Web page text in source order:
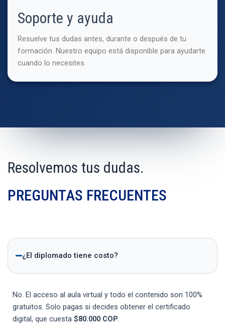
Soporte y ayuda
Resuelve tus dudas antes, durante o después de tu
formación. Nuestro equipo está disponible para ayudarte
cuando lo necesites.
Resolvemos tus dudas.
PREGUNTAS FRECUENTES
¿El diplomado tiene costo?
No. El acceso al aula virtual y todo el contenido son 100%
gratuitos. Solo pagas si decides obtener el certificado
digital, que cuesta $80.000 COP